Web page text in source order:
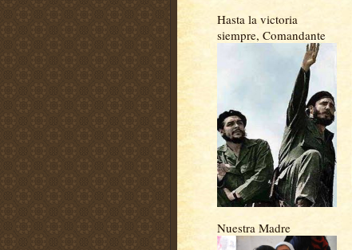
Hasta la victoria
siempre, Comandante
Nuestra Madre